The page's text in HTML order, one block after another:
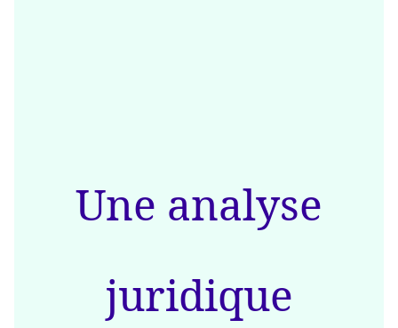
Une analyse
juridique